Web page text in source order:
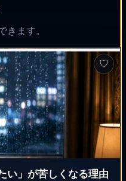
ます。
い」が苦しくなる理由
♡